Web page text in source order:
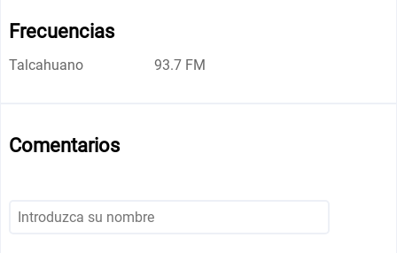
Frecuencias
Talcahuano 93.7 FM
Comentarios